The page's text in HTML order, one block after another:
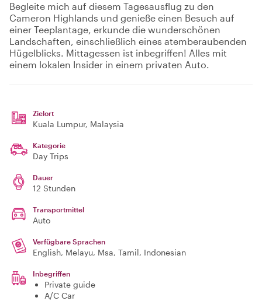
Begleite mich auf diesem Tagesausflug zu den
Cameron Highlands und genieße einen Besuch auf
einer Teeplantage, erkunde die wunderschönen
Landschaften, einschließlich eines atemberaubenden
Hügelblicks. Mittagessen ist inbegriffen! Alles mit
einem lokalen Insider in einem privaten Auto.
Zielort
Kuala Lumpur, Malaysia
Kategorie
Day Trips
Dauer
12 Stunden
Transportmittel
Auto
Verfügbare Sprachen
English, Melayu, Msa, Tamil, Indonesian
Inbegriffen
Private guide
A/C Car